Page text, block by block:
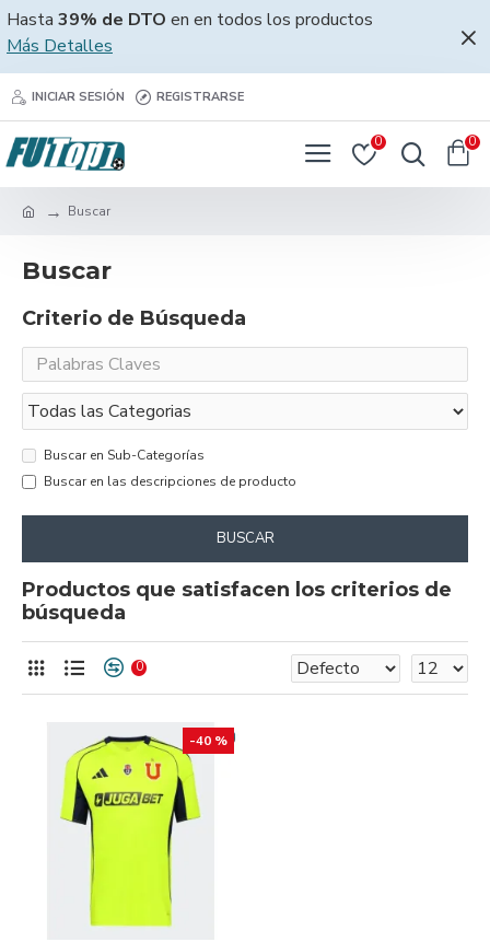
Hasta 39% de DTO en en todos los productos
Más Detalles
INICIAR SESIÓN REGISTRARSE
0 0
Buscar
Buscar
Criterio de Búsqueda
Buscar en Sub-Categorías
Buscar en las descripciones de producto
BUSCAR
Productos que satisfacen los criterios de
búsqueda
0
-40 %